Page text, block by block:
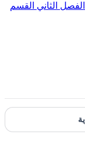
الفصل الثاني
القسم